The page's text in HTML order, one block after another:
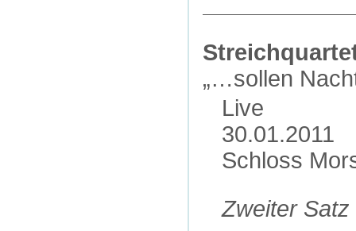
„…sollen
Live
30.01.2011
Schloss
Zweiter Satz